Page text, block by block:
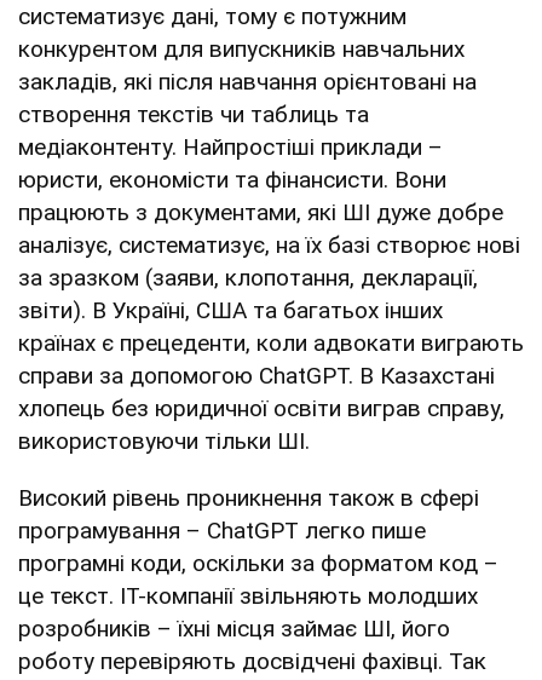
систематизує дані, тому є потужним
конкурентом для випускників навчальних
закладів, які після навчання орієнтовані на
створення текстів чи таблиць та
медіаконтенту. Найпростіші приклади –
юристи, економісти та фінансисти. Вони
працюють з документами, які ШІ дуже добре
аналізує, систематизує, на їх базі створює нові
за зразком (заяви, клопотання, декларації,
звіти). В Україні, США та багатьох інших
країнах є прецеденти, коли адвокати виграють
справи за допомогою ChatGPT. В Казахстані
хлопець без юридичної освіти виграв справу,
використовуючи тільки ШІ.
Високий рівень проникнення також в сфері
програмування – ChatGPT легко пише
програмні коди, оскільки за форматом код –
це текст. IT-компанії звільняють молодших
розробників – їхні місця займає ШІ, його
роботу перевіряють досвідчені фахівці. Так